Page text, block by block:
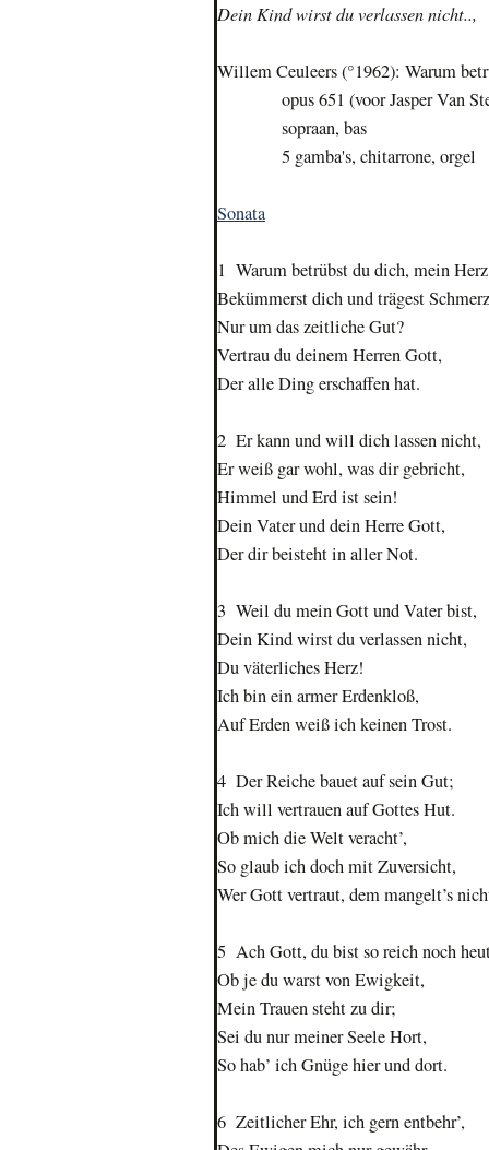
Dein Kind wirst du verlassen nicht..,
Willem Ceuleers (°1962): Warum
opus 651 (voor Jasper Van
sopraan, bas
5 gamba's, chitarrone, orgel
Sonata
1 Warum betrübst du dich, mein
Bekümmerst dich und trägest Schmerz
Nur um das zeitliche Gut?
Vertrau du deinem Herren Gott,
Der alle Ding erschaffen hat.
2 Er kann und will dich lassen nicht,
Er weiß gar wohl, was dir gebricht,
Himmel und Erd ist sein!
Dein Vater und dein Herre Gott,
Der dir beisteht in aller Not.
3 Weil du mein Gott und Vater bist,
Dein Kind wirst du verlassen nicht,
Du väterliches Herz!
Ich bin ein armer Erdenkloß,
Auf Erden weiß ich keinen Trost.
4 Der Reiche bauet auf sein Gut;
Ich will vertrauen auf Gottes Hut.
Ob mich die Welt veracht’,
So glaub ich doch mit Zuversicht,
Wer Gott vertraut, dem mangelt’s
5 Ach Gott, du bist so reich noch
Ob je du warst von Ewigkeit,
Mein Trauen steht zu dir;
Sei du nur meiner Seele Hort,
So hab’ ich Gnüge hier und dort.
6 Zeitlicher Ehr, ich gern entbehr’,